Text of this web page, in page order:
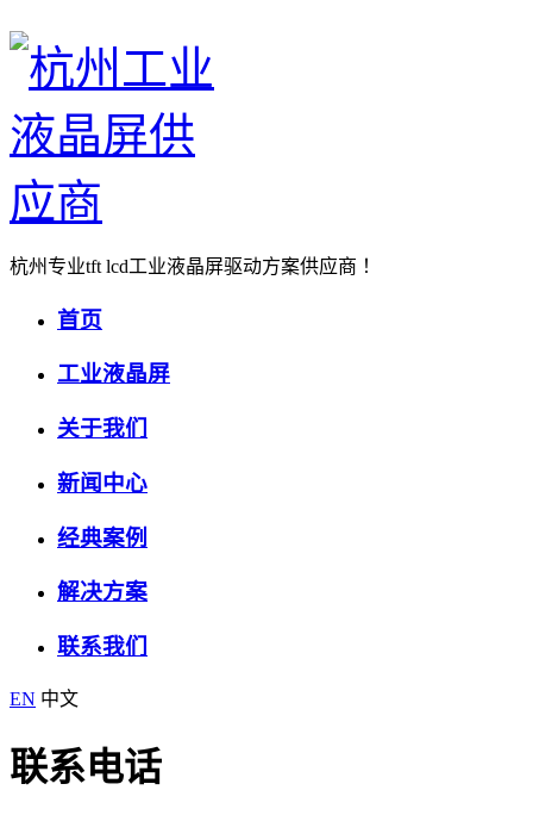
杭州专业tft lcd工业液晶屏驱动方案供应商 ！
首页
工业液晶屏
关于我们
新闻中心
经典案例
解决方案
联系我们
EN 中文
联系电话